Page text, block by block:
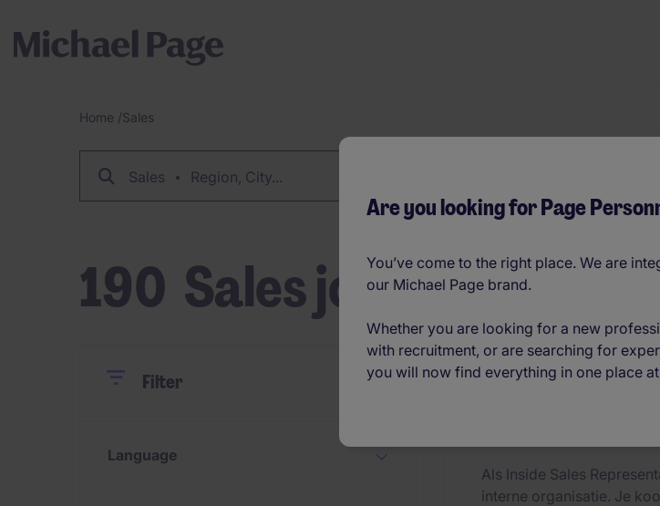
Breadcrumb
Home /Sales
Sales Region, City...
190 Sales jobs
CloseFilter Reset
Language
Binnendienst
Als Inside Sales
interne organisatie. Je
Are you looking for Page
You’ve come to the right place. We are
our Michael Page brand.
Whether you are looking for a new
with recruitment, or are searching for
you will now find everything in one place